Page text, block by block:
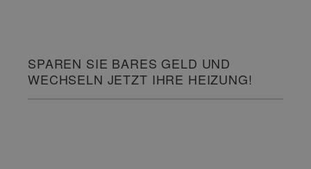
SPAREN SIE BARES GELD UND
WECHSELN JETZT IHRE HEIZUNG!